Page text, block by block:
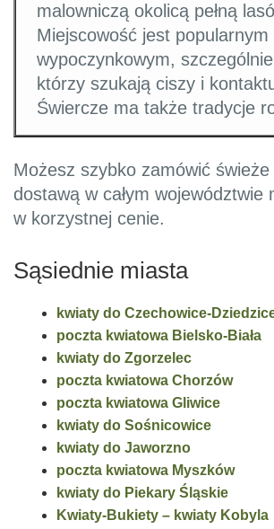
malowniczą okolicą pełną
Miejscowość jest popularnym
wypoczynkowym,
którzy szukają ciszy i
Świercze ma także tradycje
Możesz szybko zamówić
dostawą w całym województwie
w korzystnej cenie.
Sąsiednie miasta
kwiaty do Czechowice-
poczta kwiatowa Bielsko-Biała
kwiaty do Zgorzelec
poczta kwiatowa Chorzów
poczta kwiatowa Gliwice
kwiaty do Sośnicowice
kwiaty do Jaworzno
poczta kwiatowa Myszków
kwiaty do Piekary Śląskie
Kwiaty-Bukiety – kwiaty Kobyla